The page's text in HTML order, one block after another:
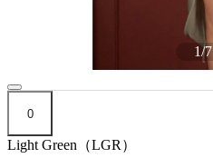
1/7
0
Light Green（LGR）